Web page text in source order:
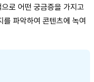
로 어떤 궁금증을 가지고
파악하여 콘텐츠에 녹여